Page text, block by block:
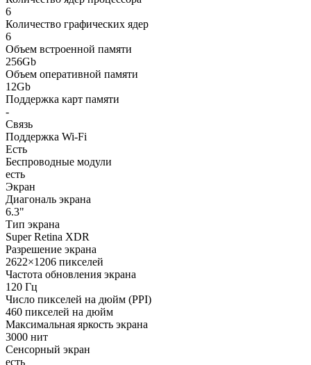
6
Количество графических ядер
6
Объем встроенной памяти
256Gb
Объем оперативной памяти
12Gb
Поддержка карт памяти
-
Связь
Поддержка Wi-Fi
Есть
Беспроводные модули
есть
Экран
Диагональ экрана
6.3"
Тип экрана
Super Retina XDR
Разрешение экрана
2622×1206 пикселей
Частота обновления экрана
120 Гц
Число пикселей на дюйм (PPI)
460 пикселей на дюйм
Максимальная яркость экрана
3000 нит
Сенсорный экран
есть